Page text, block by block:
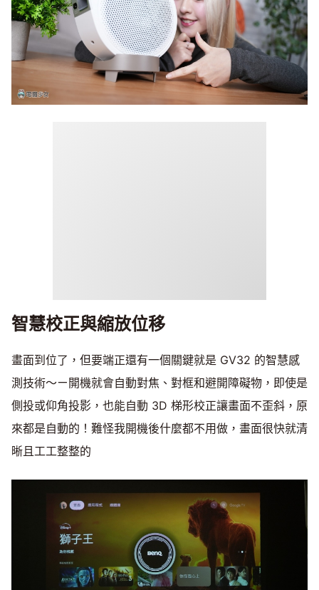
智慧校正與縮放位移
畫面到位了，但要端正還有一個關鍵就是 GV32 的智慧感
測技術～ㄧ開機就會自動對焦、對框和避開障礙物，即使是
側投或仰角投影，也能自動 3D 梯形校正讓畫面不歪斜，原
來都是自動的！難怪我開機後什麼都不用做，畫面很快就清
晰且工工整整的